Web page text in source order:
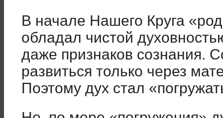
В начале Нашего Круга
обладал чистой
даже признаков сознания.
развиться только через
Поэтому дух стал